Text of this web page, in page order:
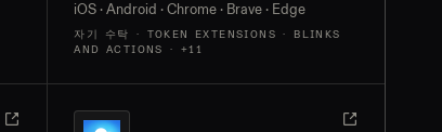
Solana transactions, and in-app crypto
purchases plus bank cash-out for
iOS · Android · Chrome · Brave · Edge
자기 수탁 · TOKEN EXTENSIONS · BLINKS
AND ACTIONS
· +11